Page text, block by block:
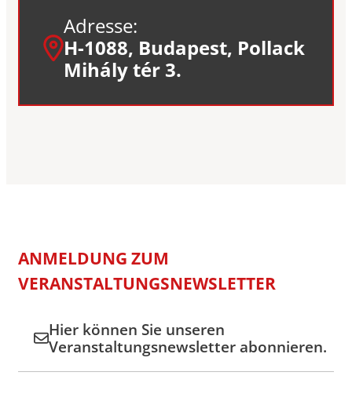
Adresse:
H-1088, Budapest, Pollack
Mihály tér 3.
ANMELDUNG ZUM
VERANSTALTUNGSNEWSLETTER
Hier können Sie unseren
Veranstaltungsnewsletter abonnieren.